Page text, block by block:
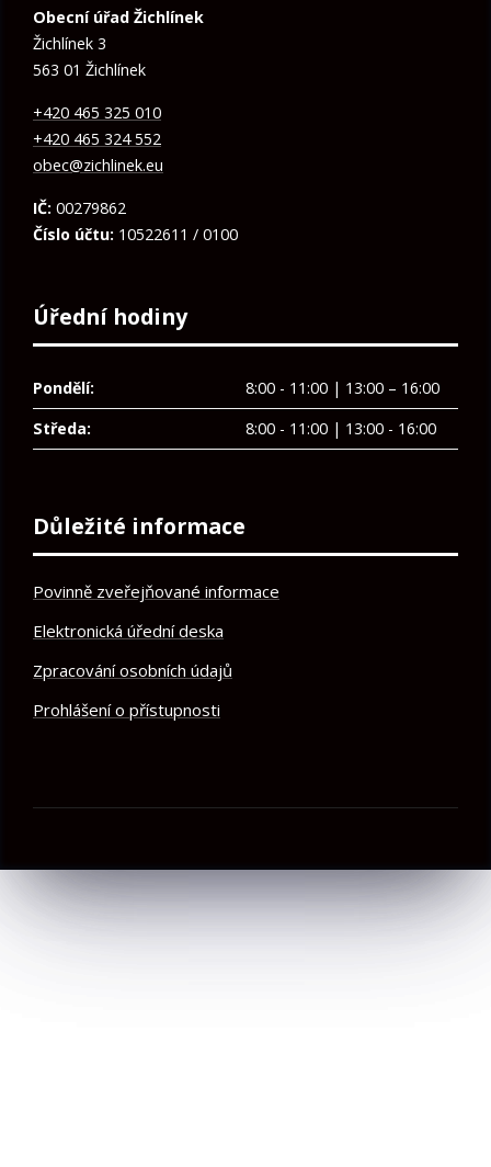
Obecní úřad Žichlínek
Žichlínek 3
563 01 Žichlínek
+420 465 325 010
+420 465 324 552
obec@zichlinek.eu
IČ: 00279862
Číslo účtu: 10522611 / 0100
Úřední hodiny
Pondělí:
8:00 - 11:00 | 13:00 – 16:00
Středa:
8:00 - 11:00 | 13:00 - 16:00
Důležité informace
Povinně zveřejňované informace
Elektronická úřední deska
Zpracování osobních údajů
Prohlášení o přístupnosti